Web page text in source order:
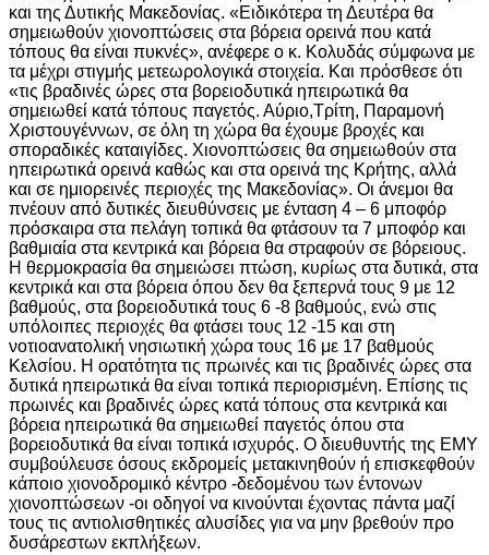
και της Δυτικής Μακεδονίας. «Ειδικότερα τη Δευτέρα θα
σημειωθούν χιονοπτώσεις στα βόρεια ορεινά που κατά
τόπους θα είναι πυκνές», ανέφερε ο κ. Κολυδάς σύμφωνα με
τα μέχρι στιγμής μετεωρολογικά στοιχεία. Και πρόσθεσε ότι
«τις βραδινές ώρες στα βορειοδυτικά ηπειρωτικά θα
σημειωθεί κατά τόπους παγετός. Αύριο,Τρίτη, Παραμονή
Χριστουγέννων, σε όλη τη χώρα θα έχουμε βροχές και
σποραδικές καταιγίδες. Χιονοπτώσεις θα σημειωθούν στα
ηπειρωτικά ορεινά καθώς και στα ορεινά της Κρήτης, αλλά
και σε ημιορεινές περιοχές της Μακεδονίας». Οι άνεμοι θα
πνέουν από δυτικές διευθύνσεις με ένταση 4 – 6 μποφόρ
πρόσκαιρα στα πελάγη τοπικά θα φτάσουν τα 7 μποφόρ και
βαθμιαία στα κεντρικά και βόρεια θα στραφούν σε βόρειους.
Η θερμοκρασία θα σημειώσει πτώση, κυρίως στα δυτικά, στα
κεντρικά και στα βόρεια όπου δεν θα ξεπερνά τους 9 με 12
βαθμούς, στα βορειοδυτικά τους 6 -8 βαθμούς, ενώ στις
υπόλοιπες περιοχές θα φτάσει τους 12 -15 και στη
νοτιοανατολική νησιωτική χώρα τους 16 με 17 βαθμούς
Κελσίου. Η ορατότητα τις πρωινές και τις βραδινές ώρες στα
δυτικά ηπειρωτικά θα είναι τοπικά περιορισμένη. Επίσης τις
πρωινές και βραδινές ώρες κατά τόπους στα κεντρικά και
βόρεια ηπειρωτικά θα σημειωθεί παγετός όπου στα
βορειοδυτικά θα είναι τοπικά ισχυρός. Ο διευθυντής της ΕΜΥ
συμβούλευσε όσους εκδρομείς μετακινηθούν ή επισκεφθούν
κάποιο χιονοδρομικό κέντρο -δεδομένου των έντονων
χιονοπτώσεων -οι οδηγοί να κινούνται έχοντας πάντα μαζί
τους τις αντιολισθητικές αλυσίδες για να μην βρεθούν προ
δυσάρεστων εκπλήξεων.